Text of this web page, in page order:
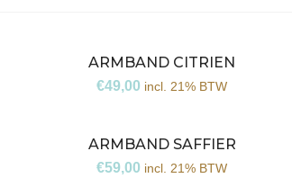
ARMBAND CITRIEN
€49,00 incl. 21% BTW
ARMBAND SAFFIER
€59,00 incl. 21% BTW